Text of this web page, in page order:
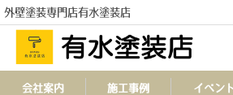
外壁塗装専門店有水塗装店
会社案内 施工事例 イベン